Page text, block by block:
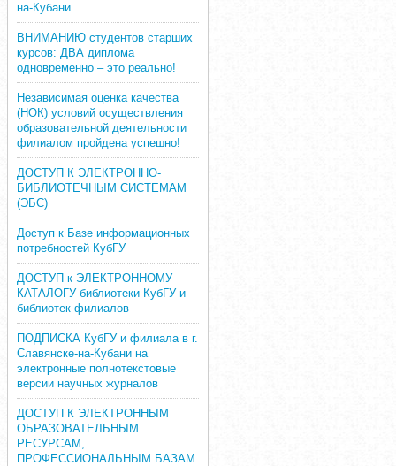
на-Кубани
ВНИМАНИЮ студентов старших
курсов: ДВА диплома
одновременно – это реально!
Независимая оценка качества
(НОК) условий осуществления
образовательной деятельности
филиалом пройдена успешно!
ДОСТУП К ЭЛЕКТРОННО-
БИБЛИОТЕЧНЫМ СИСТЕМАМ
(ЭБС)
Доступ к Базе информационных
потребностей КубГУ
ДОСТУП к ЭЛЕКТРОННОМУ
КАТАЛОГУ библиотеки КубГУ и
библиотек филиалов
ПОДПИСКА КубГУ и филиала в г.
Славянске-на-Кубани на
электронные полнотекстовые
версии научных журналов
ДОСТУП К ЭЛЕКТРОННЫМ
ОБРАЗОВАТЕЛЬНЫМ
РЕСУРСАМ,
ПРОФЕССИОНАЛЬНЫМ БАЗАМ